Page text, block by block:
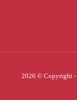
2026 © Copyright -